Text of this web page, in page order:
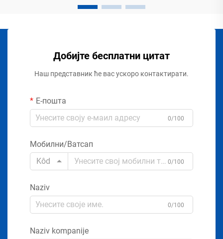
Добијте бесплатни цитат
Наш представник ће вас ускоро контактирати.
Е-пошта
0/100
Мобилни/Ватсап
Kôd
0/100
Naziv
0/100
Naziv kompanije